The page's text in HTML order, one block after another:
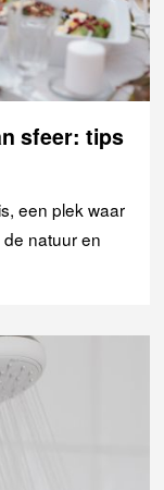
sfeer: tips
een plek waar
natuur en